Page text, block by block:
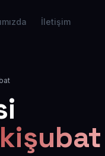
İletişim